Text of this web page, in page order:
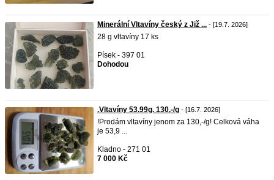
Minerální Vltavíny český z Již ... - [19.7. 2026]
28 g vltavíny 17 ks
Písek - 397 01
Dohodou
.Vltavíny 53.99g. 130,-/g - [16.7. 2026]
!Prodám vltavíny jenom za 130,-/g! Celková váha
je 53,9 ...
Kladno - 271 01
7 000 Kč